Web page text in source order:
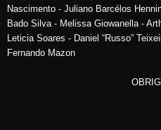
Nascimento - Juliano Barcélos
Bado Silva - Melissa Giowanella -
Leticia Soares - Daniel “Russo”
Fernando Mazon